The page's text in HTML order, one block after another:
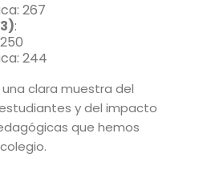
267
:
244
clara muestra del
y del impacto
que hemos